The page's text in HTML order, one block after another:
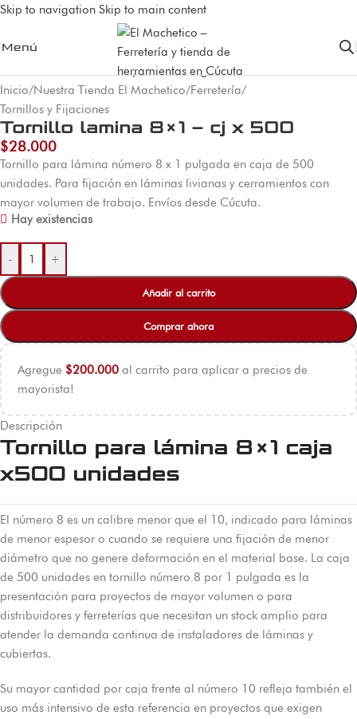
Skip to navigation Skip to main content
Menú
Inicio/Nuestra Tienda El Machetico/Ferretería/
Tornillos y Fijaciones
Tornillo lamina 8×1 – cj x 500
$28.000
Tornillo para lámina número 8 x 1 pulgada en caja de 500
unidades. Para fijación en láminas livianas y cerramientos con
mayor volumen de trabajo. Envíos desde Cúcuta.
Hay existencias
- +
Añadir al carrito
Comprar ahora
Agregue $200.000 al carrito para aplicar a precios de
mayorista!
Descripción
Tornillo para lámina 8×1 caja
x500 unidades
El número 8 es un calibre menor que el 10, indicado para láminas
de menor espesor o cuando se requiere una fijación de menor
diámetro que no genere deformación en el material base. La caja
de 500 unidades en tornillo número 8 por 1 pulgada es la
presentación para proyectos de mayor volumen o para
distribuidores y ferreterías que necesitan un stock amplio para
atender la demanda continua de instaladores de láminas y
cubiertas.
Su mayor cantidad por caja frente al número 10 refleja también el
uso más intensivo de esta referencia en proyectos que exigen